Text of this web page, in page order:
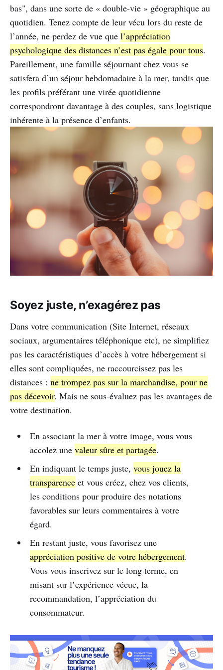
bas", dans une sorte de « double-vie » géographique au
quotidien. Tenez compte de leur vécu lors du reste de
l’année, ne perdez de vue que l’appréciation
psychologique des distances n’est pas égale pour tous.
Pareillement, une famille séjournant chez vous se
satisfera d’un séjour hebdomadaire à la mer, tandis que
les profils préférant une virée quotidienne
correspondront davantage à des couples, sans logistique
inhérente à la présence d’enfants.
Soyez juste, n’exagérez pas
Dans votre communication (Site Internet, réseaux
sociaux, argumentaires téléphonique etc), ne simplifiez
pas les caractéristiques d’accès à votre hébergement si
elles sont compliquées, ne raccourcissez pas les
distances : ne trompez pas sur la marchandise, pour ne
pas décevoir. Mais ne sous-évaluez pas les avantages de
votre destination.
En associant la mer à votre image, vous vous
accolez une valeur sûre et partagée.
En indiquant le temps juste, vous jouez la
transparenceet vous créez, chez vos clients,
les conditions pour produire des notations
favorables sur leurs commentaires à votre
égard.
En restant juste, vous favorisez une
appréciation positive de votre hébergement.
Vous vous inscrivez sur le long terme, en
misant sur l’expérience vécue, la
recommandation, l’appréciation du
consommateur.